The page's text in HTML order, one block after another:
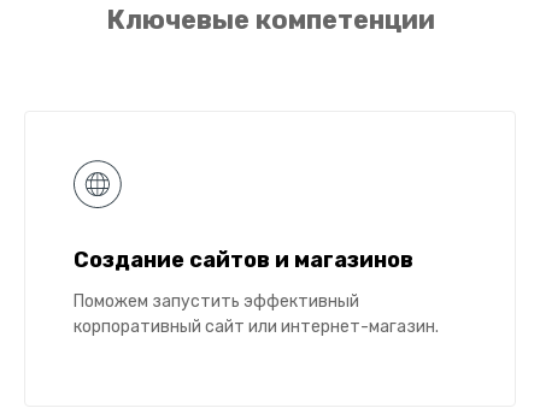
Ключевые компетенции
Создание сайтов и магазинов
Поможем запустить эффективный
корпоративный сайт или интернет-магазин.